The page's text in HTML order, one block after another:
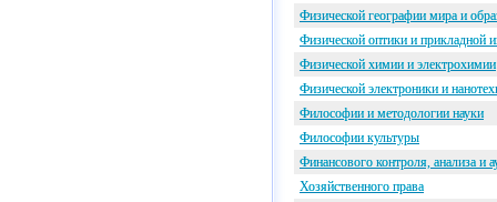
Физической географии мира и
Физической оптики и прикладной
Физической химии и электрохимии
Физической электроники и
Философии и методологии науки
Философии культуры
Финансового контроля, анализа и
Хозяйственного права